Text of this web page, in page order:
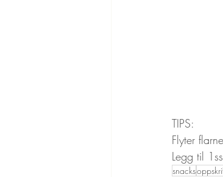
TIPS:
Flyter
Legg til
snacks